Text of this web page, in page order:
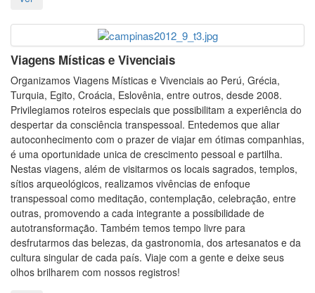
Viagens Místicas e Vivenciais
Organizamos Viagens Místicas e Vivenciais ao Perú, Grécia,
Turquia, Egito, Croácia, Eslovênia, entre outros, desde 2008.
Privilegiamos roteiros especiais que possibilitam a experiência do
despertar da consciência transpessoal. Entedemos que aliar
autoconhecimento com o prazer de viajar em ótimas companhias,
é uma oportunidade unica de crescimento pessoal e partilha.
Nestas viagens, além de visitarmos os locais sagrados, templos,
sítios arqueológicos, realizamos vivências de enfoque
transpessoal como meditação, contemplação, celebração, entre
outras, promovendo a cada integrante a possibilidade de
autotransformação. Também temos tempo livre para
desfrutarmos das belezas, da gastronomia, dos artesanatos e da
cultura singular de cada país. Viaje com a gente e deixe seus
olhos brilharem com nossos registros!